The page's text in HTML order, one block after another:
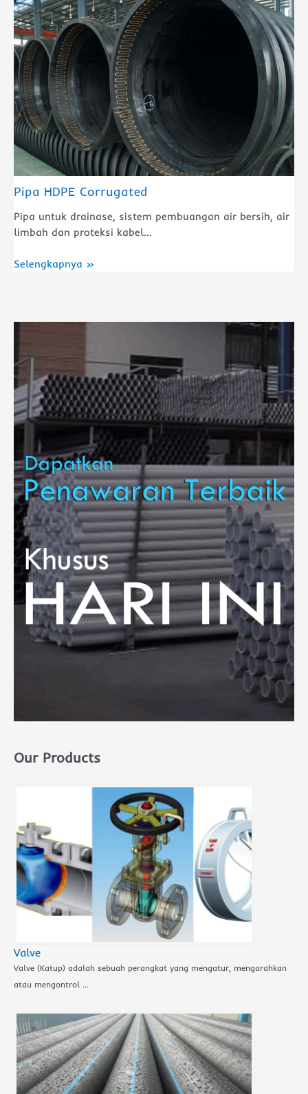
Pipa HDPE Corrugated
Pipa untuk drainase, sistem pembuangan air bersih, air
limbah dan proteksi kabel...
Selengkapnya »
Our Products
Valve
Valve (Katup) adalah sebuah perangkat yang mengatur, mengarahkan
atau mengontrol …